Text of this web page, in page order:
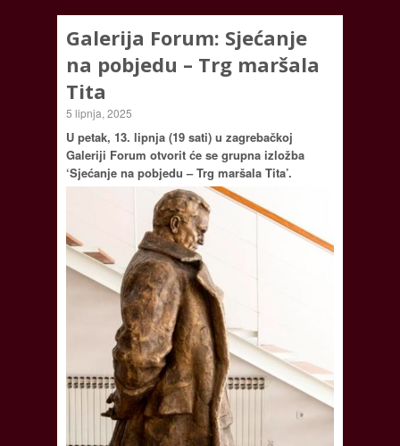
Galerija Forum: Sjećanje
na pobjedu – Trg maršala
Tita
5 lipnja, 2025
U petak, 13. lipnja (19 sati) u zagrebačkoj
Galeriji Forum otvorit će se grupna izložba
‘Sjećanje na pobjedu – Trg maršala Tita’.